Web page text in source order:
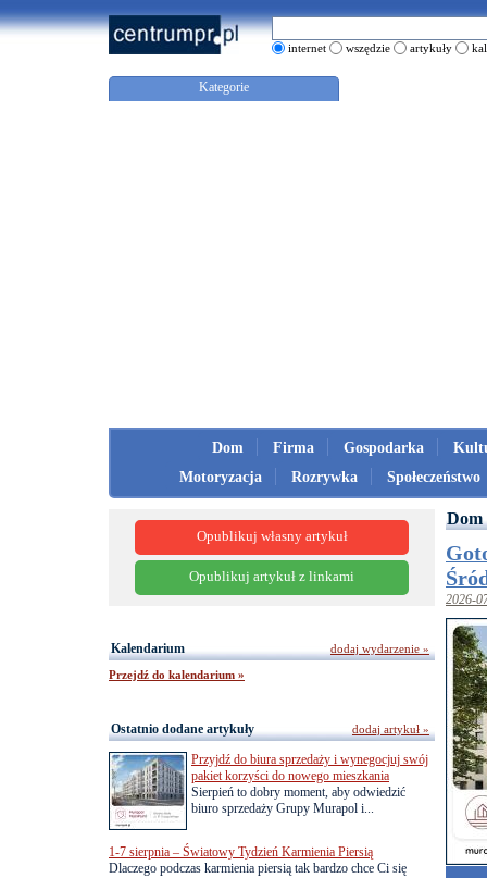
internet wszędzie artykuły
Kategorie
Dom Firma Gospodarka
Motoryzacja
Rozrywka Społeczeństwo
Dom
2026-
Opublikuj własny artykuł
Opublikuj artykuł z linkami
Kalendarium
Przejdź do kalendarium »
dodaj wydarzenie »
Ostatnio dodane artykuły
Przyjdź do biura sprzedaży i wynegocjuj swój
pakiet korzyści do nowego mieszkania
Sierpień to dobry moment, aby odwiedzić
biuro sprzedaży Grupy Murapol i...
1-7 sierpnia – Światowy Tydzień Karmienia Piersią
Dlaczego podczas karmienia piersią tak bardzo chce Ci się
dodaj artykuł »